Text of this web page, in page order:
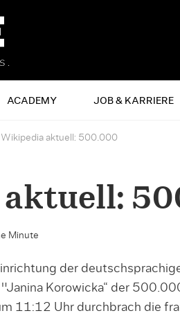
ACADEMY JOB & KARRIERE
Wikipedia aktuell: 500.000
Minute
der
Korowicka“ der
11:12 Uhr durchbrach die